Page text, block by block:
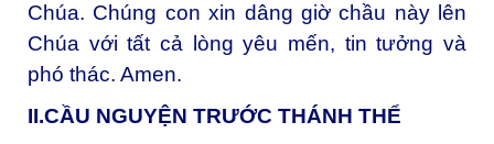
Chúa. Chúng con xin dâng giờ chầu này lên
Chúa với tất cả lòng yêu mến, tin tưởng và
phó thác. Amen.
II.CẦU NGUYỆN TRƯỚC THÁNH THỂ